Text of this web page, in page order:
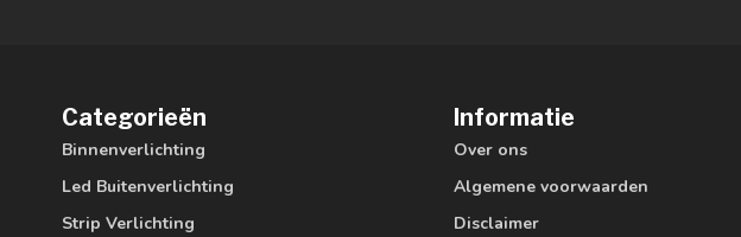
Categorieën
Binnenverlichting
Led Buitenverlichting
Strip Verlichting
Informatie
Over ons
Algemene voorwaarden
Disclaimer